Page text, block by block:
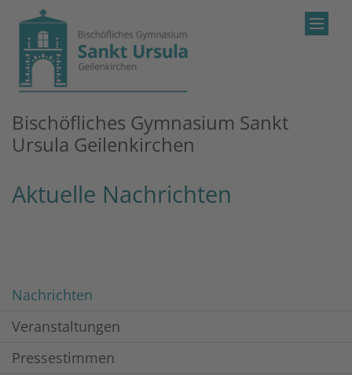
Zum Inhalt springen
Bischöfliches Gymnasium Sankt
Ursula Geilenkirchen
Aktuelle Nachrichten
Nachrichten
Veranstaltungen
Pressestimmen